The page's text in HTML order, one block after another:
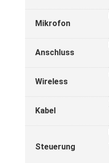
Mikrofon
Anschluss
Wireless
Kabel
Steuerung